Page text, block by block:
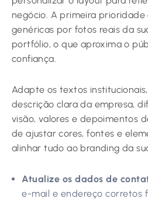
negócio. A primeira prioridade
genéricas por fotos reais da
portfólio, o que aproxima o
confiança.
Adapte os textos
descrição clara da empresa,
visão, valores e depoimentos
de ajustar cores, fontes e
alinhar tudo ao branding da
Atualize os dados de
e-mail e endereço corretos